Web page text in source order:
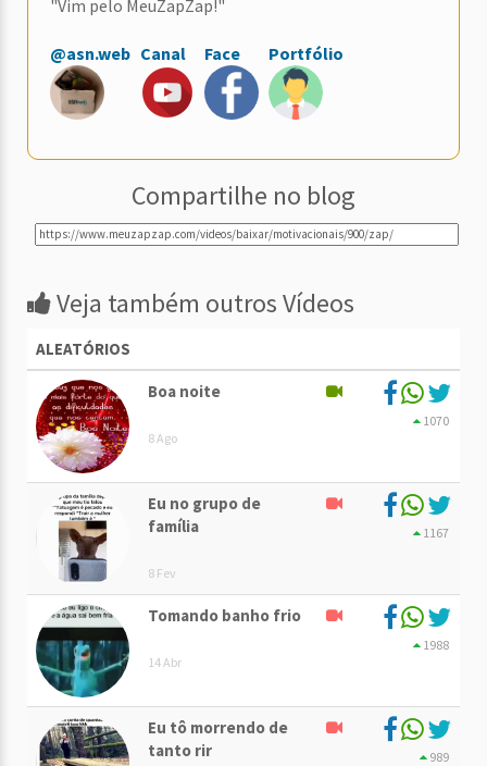
"Vim pelo MeuZapZap!"
@asn.web Canal Face Portfólio
Compartilhe no blog
Veja também outros Vídeos
ALEATÓRIOS
Boa noite
8 Ago
1070
Eu no grupo de
família
8 Fev
1167
Tomando banho frio
14 Abr
1988
Eu tô morrendo de
tanto rir
989